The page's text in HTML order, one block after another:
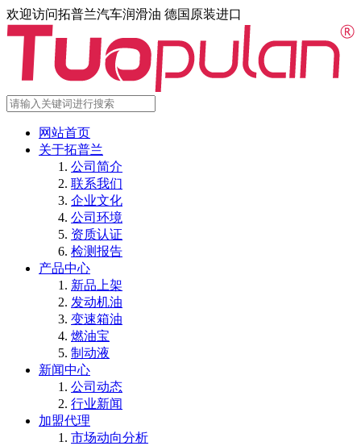
欢迎访问拓普兰汽车润滑油 德国原装进口
网站首页
关于拓普兰
公司简介
联系我们
企业文化
公司环境
资质认证
检测报告
产品中心
新品上架
发动机油
变速箱油
燃油宝
制动液
新闻中心
公司动态
行业新闻
加盟代理
市场动向分析